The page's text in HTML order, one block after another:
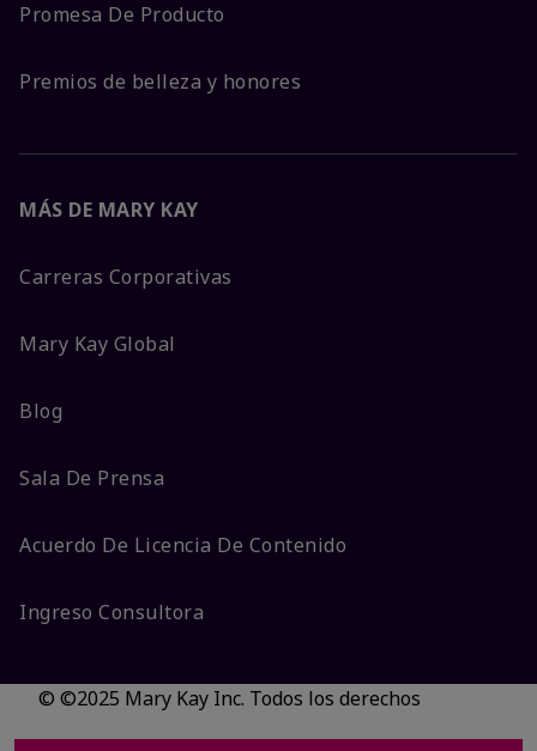
Promesa De Producto
Premios de belleza y honores
MÁS DE MARY KAY
Carreras Corporativas
Mary Kay Global
Blog
Sala De Prensa
Acuerdo De Licencia De Contenido
Ingreso Consultora
© ©2025 Mary Kay Inc. Todos los derechos